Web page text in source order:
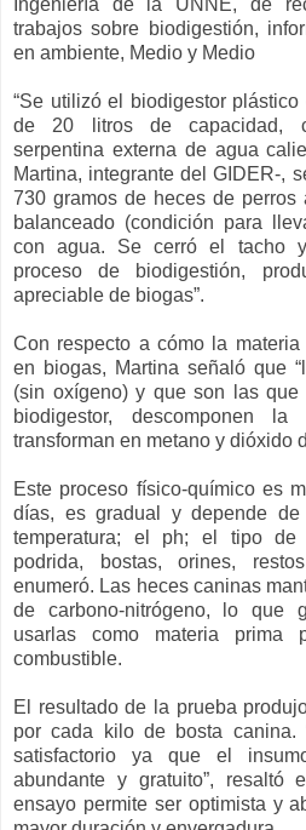
Ingeniería de la UNNE, de
trabajos sobre biodigestión,
en ambiente, Medio y Medio
“Se utilizó el biodigestor
de 20 litros de capacidad,
serpentina externa de agua
Martina, integrante del GIDER-,
730 gramos de heces de perros
balanceado (condición para
con agua. Se cerró el tacho
proceso de biodigestión,
apreciable de biogas”.
Con respecto a cómo la
en biogas, Martina señaló que
(sin oxígeno) y que son las que
biodigestor, descomponen
transforman en metano y dióxido
Este proceso físico-químico es
días, es gradual y depende
temperatura; el ph; el tipo de
podrida, bostas, orines,
enumeró. Las heces caninas
de carbono-nitrógeno, lo que
usarlas como materia prima
combustible.
El resultado de la prueba
por cada kilo de bosta canina.
satisfactorio ya que el
abundante y gratuito”, resaltó
ensayo permite ser optimista y